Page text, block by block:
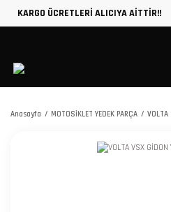
KARGO ÜCRETLERİ ALICIYA AİTTİR!!
Anasayfa MOTOSİKLET YEDEK PARÇA VOLTA